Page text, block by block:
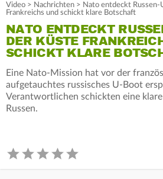
Video > Nachrichten > Nato entdeckt
Frankreichs und schickt klare Botschaft
NATO ENTDECKT
DER KÜSTE
SCHICKT KLARE
Eine Nato-Mission hat vor der
aufgetauchtes russisches U-Boot
Verantwortlichen schickten eine klare
Russen.